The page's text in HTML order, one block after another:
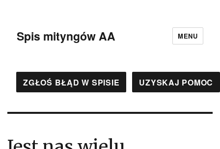
Spis mityngów AA MENU
ZGŁOŚ BŁĄD W SPISIE UZYSKAJ POMOC